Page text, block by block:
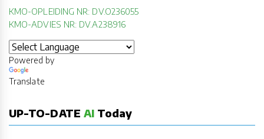
KMO-OPLEIDING NR: DV.O236055
KMO-ADVIES NR: DV.A238916
Powered by
Translate
UP-TO-DATE AI Today